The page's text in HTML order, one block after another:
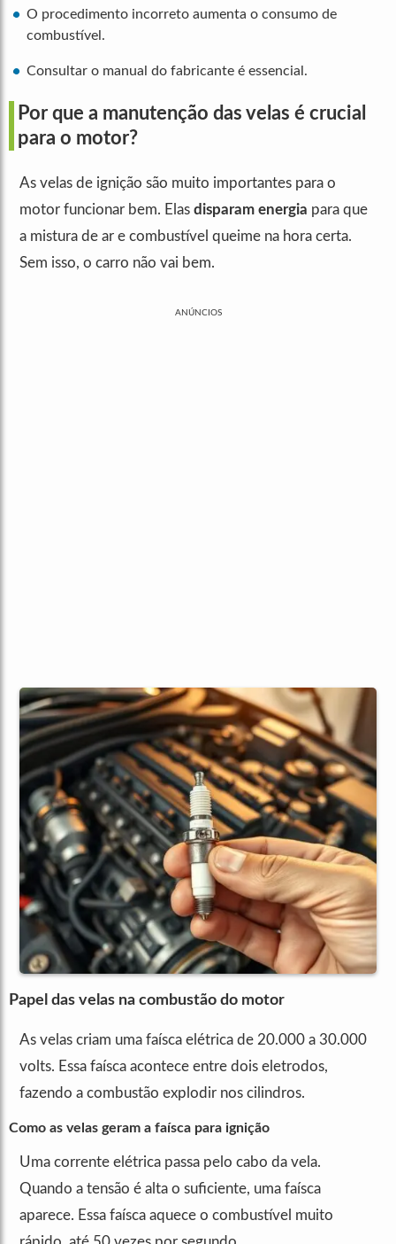
O procedimento incorreto aumenta o consumo de
combustível.
Consultar o manual do fabricante é essencial.
Por que a manutenção das velas é crucial
para o motor?
As velas de ignição são muito importantes para o
motor funcionar bem. Elas disparam energia para que
a mistura de ar e combustível queime na hora certa.
Sem isso, o carro não vai bem.
ANÚNCIOS
Papel das velas na combustão do motor
As velas criam uma faísca elétrica de 20.000 a 30.000
volts. Essa faísca acontece entre dois eletrodos,
fazendo a combustão explodir nos cilindros.
Como as velas geram a faísca para ignição
Uma corrente elétrica passa pelo cabo da vela.
Quando a tensão é alta o suficiente, uma faísca
aparece. Essa faísca aquece o combustível muito